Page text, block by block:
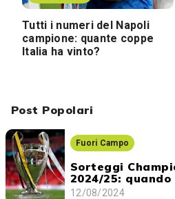
Post Popolari
Fuori Campo
Sorteggi
2024/25:
vederli
12/08/2024
Tutti i numeri del Napoli
campione: quante coppe
Italia ha vinto?